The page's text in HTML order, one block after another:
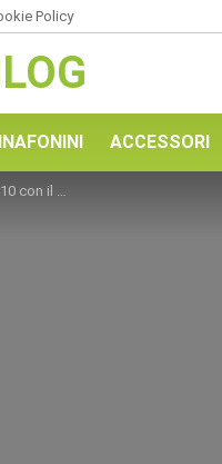
Policy
ACCESSORI